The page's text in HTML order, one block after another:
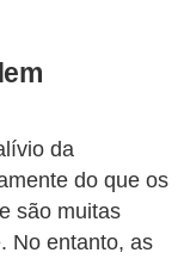
da
do que os
são muitas
No entanto, as